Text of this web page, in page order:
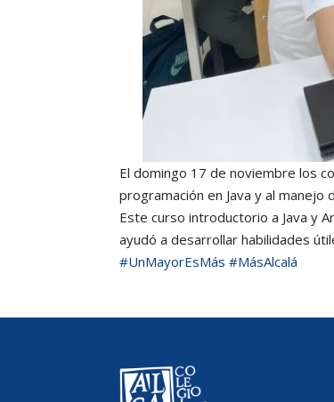
El domingo 17 de noviembre los
programación en Java y al
Este curso introductorio a Java y
ayudó a desarrollar habilidades
#UnMayorEsMás #MásAlcalá